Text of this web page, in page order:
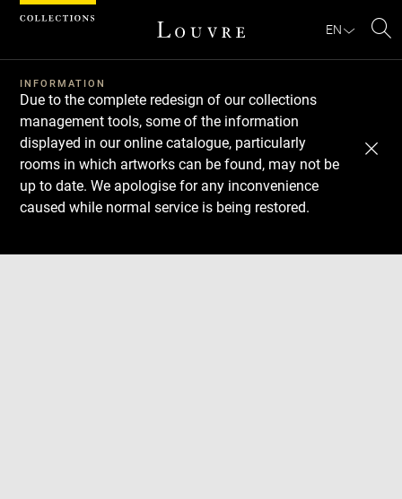
EN
INFORMATION
Due to the complete redesign of our collections
management tools, some of the information
displayed in our online catalogue, particularly
rooms in which artworks can be found, may not be
up to date. We apologise for any inconvenience
caused while normal service is being restored.
Download
Next
Previous
Cookies management panel